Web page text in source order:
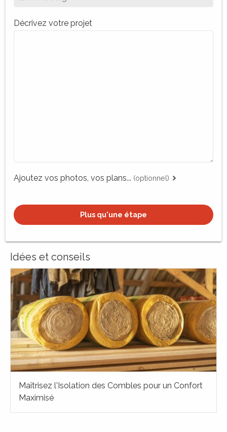
Décrivez votre projet
Ajoutez vos photos, vos plans... (optionnel)
Plus qu'une étape
Idées et conseils
Maîtrisez l'Isolation des Combles pour un Confort
Maximisé